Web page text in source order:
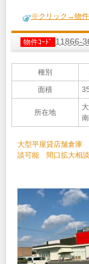
※クリック→物件
物件ｺｰﾄﾞ 11866-
種別
面積
所在地
大型平屋貸店舗倉庫
談可能 間口拡大相